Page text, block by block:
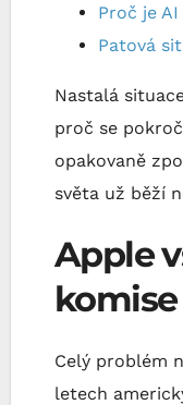
Proč je
Patová
Nastalá
proč se
opakovaně
světa už běží
Apple
komise
Celý problém
letech